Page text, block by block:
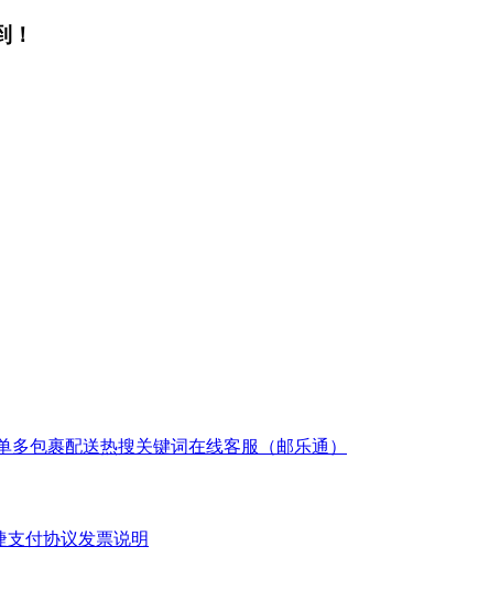
！
多包裹配送热搜关键词在线客服（邮乐通）
支付协议发票说明